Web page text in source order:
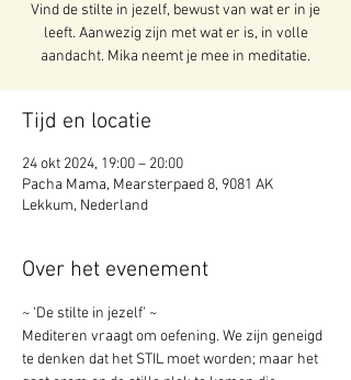
Vind de stilte in jezelf, bewust van wat er in je
leeft. Aanwezig zijn met wat er is, in volle
aandacht. Mika neemt je mee in meditatie.
Tijd en locatie
24 okt 2024, 19:00 – 20:00
Pacha Mama, Mearsterpaed 8, 9081 AK
Lekkum, Nederland
Over het evenement
~ ‘De stilte in jezelf’ ~
Mediteren vraagt om oefening. We zijn geneigd
te denken dat het STIL moet worden; maar het